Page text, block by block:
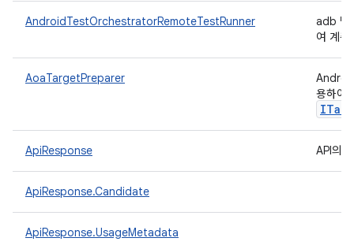
AndroidTestOrchestratorRemoteTestRunner
adb 명
여 계
AoaTargetPreparer
용하여
ApiResponse API의
ApiResponse.Candidate
ApiResponse.UsageMetadata